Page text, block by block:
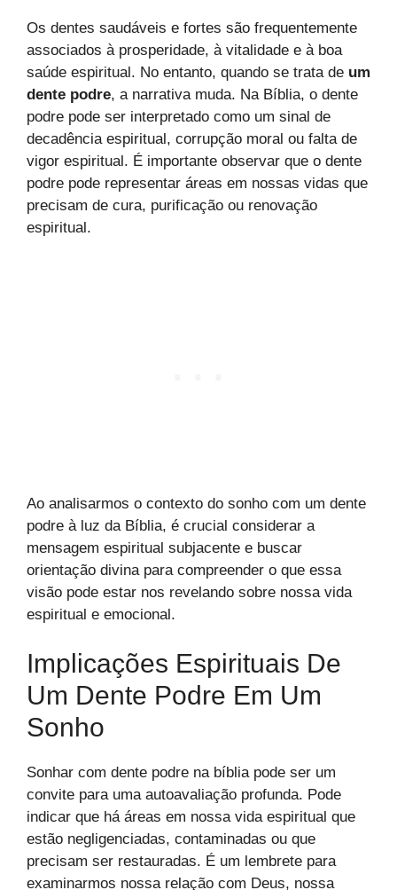
Os dentes saudáveis e fortes são frequentemente
associados à prosperidade, à vitalidade e à boa
saúde espiritual. No entanto, quando se trata de um
dente podre, a narrativa muda. Na Bíblia, o dente
podre pode ser interpretado como um sinal de
decadência espiritual, corrupção moral ou falta de
vigor espiritual. É importante observar que o dente
podre pode representar áreas em nossas vidas que
precisam de cura, purificação ou renovação
espiritual.
Ao analisarmos o contexto do sonho com um dente
podre à luz da Bíblia, é crucial considerar a
mensagem espiritual subjacente e buscar
orientação divina para compreender o que essa
visão pode estar nos revelando sobre nossa vida
espiritual e emocional.
Implicações Espirituais De
Um Dente Podre Em Um
Sonho
Sonhar com dente podre na bíblia pode ser um
convite para uma autoavaliação profunda. Pode
indicar que há áreas em nossa vida espiritual que
estão negligenciadas, contaminadas ou que
precisam ser restauradas. É um lembrete para
examinarmos nossa relação com Deus, nossa